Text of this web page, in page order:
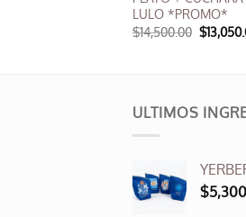
LULO *PROMO*
$14,500.00 El
precio
$
ULTIMOS
$